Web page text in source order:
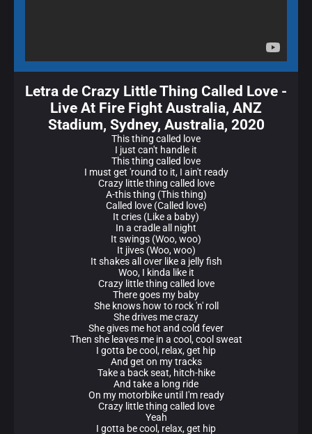
Letra de Crazy Little Thing Called Love -
Live At Fire Fight Australia, ANZ
Stadium, Sydney, Australia, 2020
This thing called love
I just can't handle it
This thing called love
I must get 'round to it, I ain't ready
Crazy little thing called love
A-this thing (This thing)
Called love (Called love)
It cries (Like a baby)
In a cradle all night
It swings (Woo, woo)
It jives (Woo, woo)
It shakes all over like a jelly fish
Woo, I kinda like it
Crazy little thing called love
There goes my baby
She knows how to rock 'n' roll
She drives me crazy
She gives me hot and cold fever
Then she leaves me in a cool, cool sweat
I gotta be cool, relax, get hip
And get on my tracks
Take a back seat, hitch-hike
And take a long ride
On my motorbike until I'm ready
Crazy little thing called love
Yeah
I gotta be cool, relax, get hip